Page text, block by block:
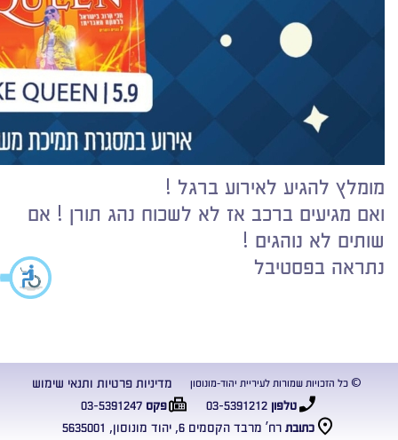
מומלץ להגיע לאירוע ברגל !
ואם מגיעים ברכב אז לא לשכוח נהג תורן ! אם
שותים לא נוהגים !
נתראה בפסטיבל
כתובת רח’ מרבד הקסמים 6, יהוד מונוסון, 5635001
טלפון03-5391212 פקס03-5391247
© כל הזכויות שמורות לעיריית יהוד-מונוסון מדיניות פרטיות ותנאי שימוש